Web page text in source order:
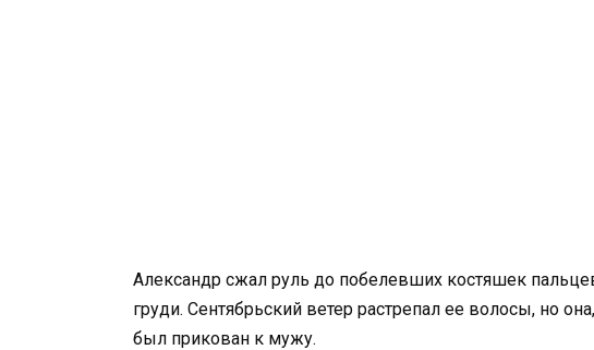
Александр сжал руль до побелевших костяшек
груди. Сентябрьский ветер растрепал ее волосы, но
был прикован к мужу.